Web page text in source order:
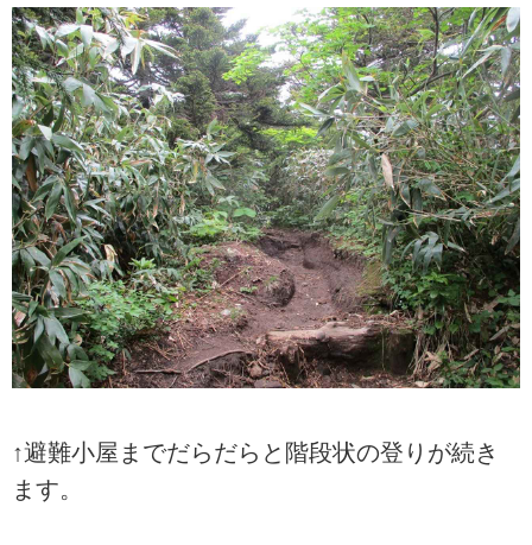
↑避難小屋までだらだらと階段状の登りが続き
ます。